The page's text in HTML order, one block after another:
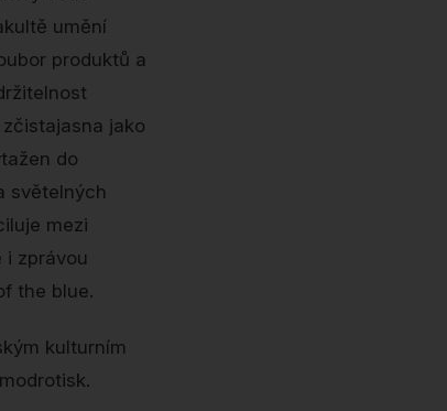
umění
produktů a
jako
do
světelných
mezi
zprávou
the blue.
kulturním